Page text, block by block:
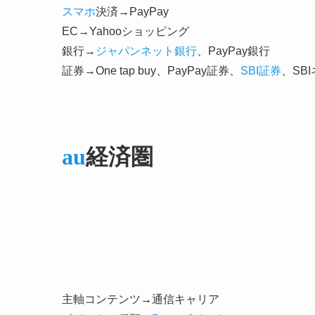
スマホ決済→PayPay
EC→Yahooショッピング
銀行→ ジャパンネット銀行 、PayPay銀行
証券→One tap buy、PayPay証券、 SBI証券 、
au経済圏
主軸コンテンツ→通信キャリア